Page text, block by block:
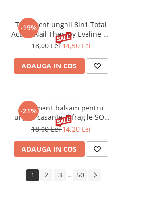
-19%
Tratament unghii 8in1 Total
Action Nail Therapy Eveline 12
ml
18,00 Lei14,50 Lei
ADAUGA IN COS
-21%
Tratament-balsam pentru
unghii casante si fragile SOS
Eveline 12 ml
18,00 Lei14,20 Lei
ADAUGA IN COS
1 2 3 ... 50